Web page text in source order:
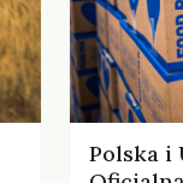
Polska i